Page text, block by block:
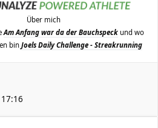
Über mich
Am Anfang war da der Bauchspeck und wo
binJoels Daily Challenge - Streakrunning